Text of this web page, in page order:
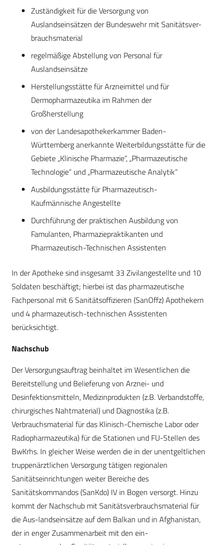
Zuständigkeit für die Versorgung von
Auslandseinsätzen der Bundeswehr mit Sanitätsver-
brauchsmaterial
regelmäßige Abstellung von Personal für
Auslandseinsätze
Herstellungsstätte für Arzneimittel und für
Dermopharmazeutika im Rahmen der
Großherstellung
von der Landesapothekerkammer Baden-
Württemberg anerkannte Weiterbildungsstätte für die
Gebiete „Klinische Pharmazie“, „Pharmazeutische
Technologie“ und „Pharmazeutische Analytik“
Ausbildungsstätte für Pharmazeutisch-
Kaufmännische Angestellte
Durchführung der praktischen Ausbildung von
Famulanten, Pharmaziepraktikanten und
Pharmazeutisch-Technischen Assistenten
In der Apotheke sind insgesamt 33 Zivilangestellte und 10
Soldaten beschäftigt; hierbei ist das pharmazeutische
Fachpersonal mit 6 Sanitätsoffizieren (SanOffz) Apothekern
und 4 pharmazeutisch-technischen Assistenten
berücksichtigt.
Nachschub
Der Versorgungsauftrag beinhaltet im Wesentlichen die
Bereitstellung und Belieferung von Arznei- und
Desinfektionsmitteln, Medizinprodukten (z.B. Verbandstoffe,
chirurgisches Nahtmaterial) und Diagnostika (z.B.
Verbrauchsmaterial für das Klinisch-Chemische Labor oder
Radiopharmazeutika) für die Stationen und FU-Stellen des
BwKrhs. In gleicher Weise werden die in der unentgeltlichen
truppenärztlichen Versorgung tätigen regionalen
Sanitätseinrichtungen weiter Bereiche des
Sanitätskommandos (SanKdo) IV in Bogen versorgt. Hinzu
kommt der Nachschub mit Sanitätsverbrauchsmaterial für
die Aus-landseinsätze auf dem Balkan und in Afghanistan,
der in enger Zusammenarbeit mit den ein-